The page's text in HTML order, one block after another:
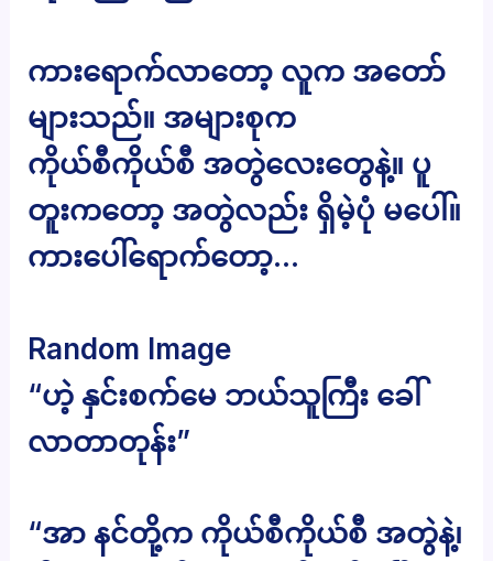
ကားရောက်လာတော့ လူက အတော်
များသည်။ အများစုက
ကိုယ်စီကိုယ်စီ အတွဲလေးတွေနဲ့။ ပူ
တူးကတော့ အတွဲလည်း ရှိမဲ့ပုံ မပေါ်။
ကားပေါ်ရောက်တော့…
Random Image
“ဟဲ့ နှင်းစက်မေ ဘယ်သူကြီး ခေါ်
လာတာတုန်း”
“အာ နင်တို့က ကိုယ်စီကိုယ်စီ အတွဲနဲ့၊